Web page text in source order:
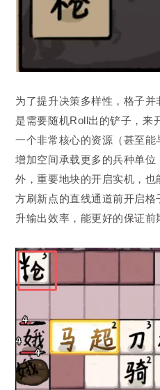
为了提升决策多样性，格子
是需要随机Roll出的铲子，来
一个非常核心的资源（甚至
增加空间承载更多的兵种单
外，重要地块的开启实机，
方刷新点的直线通道前开启
升输出效率，能更好的保证前